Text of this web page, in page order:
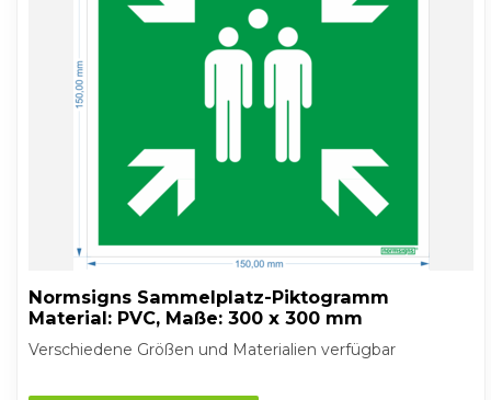
Normsigns Sammelplatz-Piktogramm
Material: PVC, Maße: 300 x 300 mm
Verschiedene Größen und Materialien verfügbar